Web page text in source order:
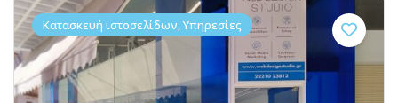
Κατασκευή ιστοσελίδων, Υπηρεσίες